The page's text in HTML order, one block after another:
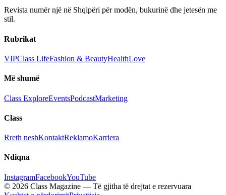
Revista numër një në Shqipëri për modën, bukurinë dhe jetesën me
stil.
Rubrikat
VIPClass LifeFashion & BeautyHealthLove
Më shumë
Class ExploreEventsPodcastMarketing
Class
Rreth neshKontaktReklamoKarriera
Ndiqna
InstagramFacebookYouTube
© 2026 Class Magazine — Të gjitha të drejtat e rezervuara